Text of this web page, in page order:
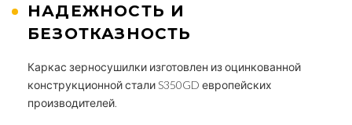
НАДЕЖНОСТЬ И
БЕЗОТКАЗНОСТЬ
Каркас зерносушилки изготовлен из оцинкованной
конструкционной стали S350GD европейских
производителей.